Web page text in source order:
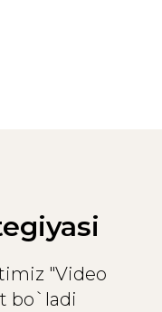
"Video
bo`ladi